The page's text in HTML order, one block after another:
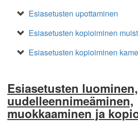
Esiasetusten upottaminen
Esiasetusten kopioiminen
Esiasetusten kopioiminen
Esiasetusten luominen,
uudelleennimeäminen,
muokkaaminen ja